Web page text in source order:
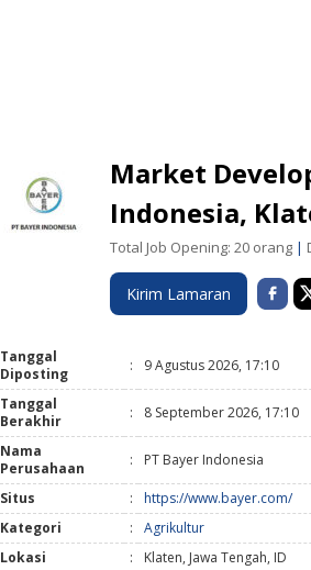
Market
Indonesia,
Total Job Opening: 20 orang |
Kirim Lamaran
Tanggal
Diposting
: 9 Agustus 2026, 17:10
Tanggal
Berakhir
: 8 September 2026, 17:10
Nama
Perusahaan
: PT Bayer Indonesia
Situs :
https://www.bayer.com/
Kategori
:
Agrikultur
Lokasi
:
Klaten, Jawa Tengah, ID